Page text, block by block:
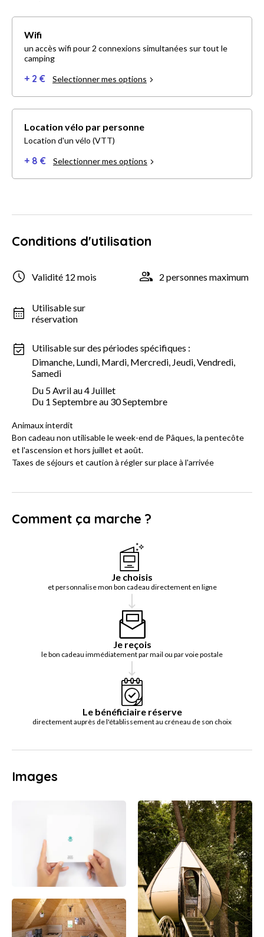
Wifi
un accès wifi pour 2 connexions simultanées sur tout le
camping
+ 2 € Selectionner mes options
Location vélo par personne
Location d'un vélo (VTT)
+ 8 € Selectionner mes options
Conditions d'utilisation
Validité 12 mois 2 personnes maximum
Utilisable sur
réservation
Utilisable sur des périodes spécifiques :
Dimanche, Lundi, Mardi, Mercredi, Jeudi, Vendredi,
Samedi
Du 5 Avril au 4 Juillet
Du 1 Septembre au 30 Septembre
Animaux interdit
Bon cadeau non utilisable le week-end de Pâques, la pentecôte
et l'ascension et hors juillet et août.
Taxes de séjours et caution à régler sur place à l'arrivée
Comment ça marche ?
Je choisis
et personnalise mon bon cadeau directement en ligne
Je reçois
le bon cadeau immédiatement par mail ou par voie postale
Le bénéficiaire réserve
directement auprès de l'établissement au créneau de son choix
Images